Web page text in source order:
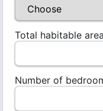
Total habitable
Number of